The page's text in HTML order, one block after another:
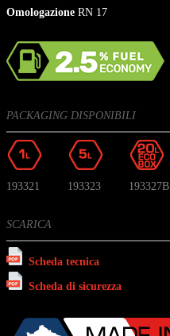
Omologazione RN 17
PACKAGING DISPONIBILI
193321 193323 193327B
SCARICA
Scheda tecnica
Scheda di sicurezza